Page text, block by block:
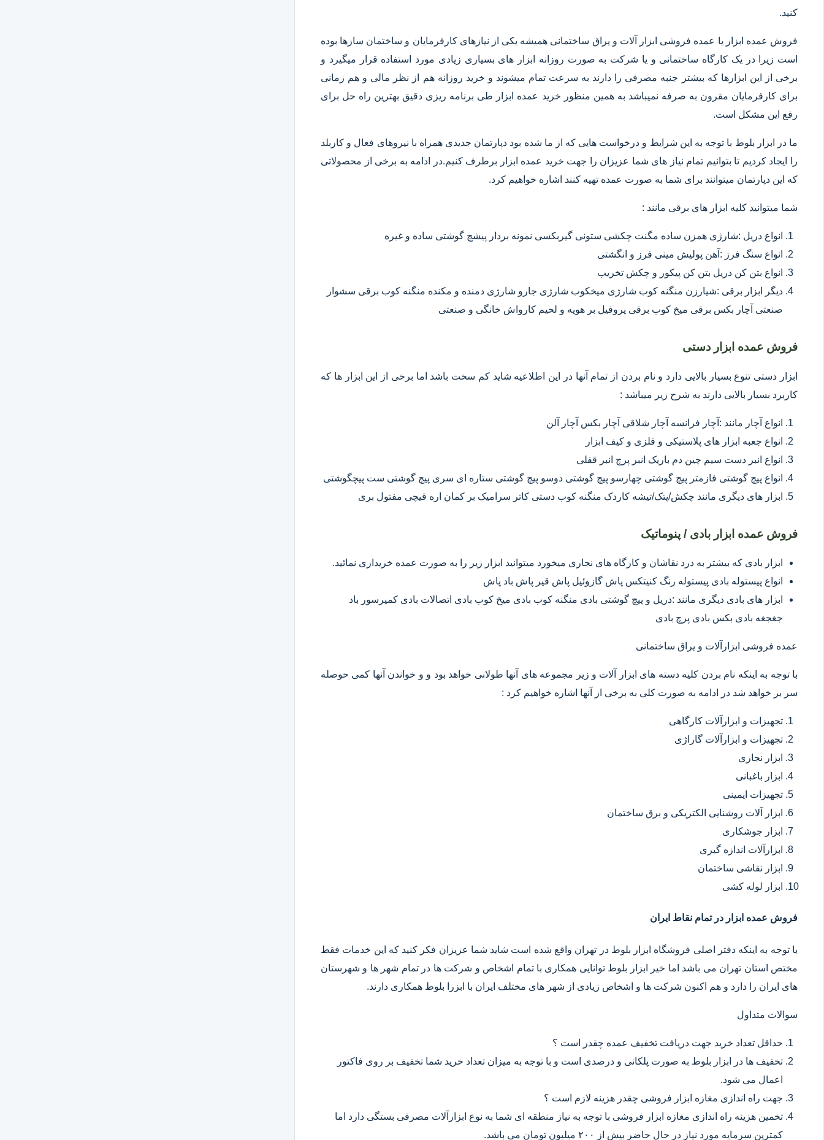
کنید.
فروش عمده ابزار یا عمده فروشی ابزار آلات و یراق ساختمانی همیشه یکی از نیازهای کارفرمایان و ساختمان سازها بوده
است زیرا در یک کارگاه ساختمانی و یا شرکت به صورت روزانه ابزار های بسیاری زیادی مورد استفاده قرار میگیرد و
برخی از این ابزارها که بیشتر جنبه مصرفی را دارند به سرعت تمام میشوند و خرید روزانه هم از نظر مالی و هم زمانی
برای کارفرمایان مقرون به صرفه نمیباشد به همین منظور خرید عمده ابزار طی برنامه ریزی دقیق بهترین راه حل برای
رفع این مشکل است.
ما در ابزار بلوط با توجه به این شرایط و درخواست هایی که از ما شده بود دپارتمان جدیدی همراه با نیروهای فعال و کاربلد
را ایجاد کردیم تا بتوانیم تمام نیاز های شما عزیزان را جهت خرید عمده ابزار برطرف کنیم.در ادامه به برخی از محصولاتی
که این دپارتمان میتوانند برای شما به صورت عمده تهیه کنند اشاره خواهیم کرد.
شما میتوانید کلیه ابزار های برقی مانند :
انواع دریل :شارژی همزن ساده مگنت چکشی ستونی گیربکسی نمونه بردار پیشچ گوشتی ساده و غیره
انواع سنگ فرز :آهن پولیش مینی فرز و انگشتی
انواع بتن کن دریل بتن کن پیکور و چکش تخریب
دیگر ابزار برقی :شیارزن منگنه کوب شارژی میخکوب شارژی جارو شارژی دمنده و مکنده منگنه کوب برقی سشوار
صنعتی آچار بکس برقی میخ کوب برقی پروفیل بر هویه و لحیم کارواش خانگی و صنعتی
فروش عمده ابزار دستی
ابزار دستی تنوع بسیار بالایی دارد و نام بردن از تمام آنها در این اطلاعیه شاید کم سخت باشد اما برخی از این ابزار ها که
کاربرد بسیار بالایی دارند به شرح زیر میباشد :
انواع آچار مانند :آچار فرانسه آچار شلاقی آچار بکس آچار آلن
انواع جعبه ابزار های پلاستیکی و فلزی و کیف ابزار
انواع انبر دست سیم چین دم باریک انبر پرچ انبر قفلی
انواع پیچ گوشتی فازمتر پیچ گوشتی چهارسو پیچ گوشتی دوسو پیچ گوشتی ستاره ای سری پیچ گوشتی ست پیچگوشتی
ابزار های دیگری مانند چکش/پتک/تیشه کاردک منگنه کوب دستی کاتر سرامیک بر کمان اره قیچی مفتول بری
فروش عمده ابزار بادی / پنوماتیک
ابزار بادی که بیشتر به درد نقاشان و کارگاه های نجاری میخورد میتوانید ابزار زیر را به صورت عمده خریداری نمائید.
انواع پیستوله بادی پیستوله رنگ کنیتکس پاش گازوئیل پاش قیر پاش باد پاش
ابزار های بادی دیگری مانند :دریل و پیچ گوشتی بادی منگنه کوب بادی میخ کوب بادی اتصالات بادی کمپرسور باد
جغجغه بادی بکس بادی پرچ بادی
عمده فروشی ابزارآلات و یراق ساختمانی
با توجه به اینکه نام بردن کلیه دسته های ابزار آلات و زیر مجموعه های آنها طولانی خواهد بود و و خواندن آنها کمی حوصله
سر بر خواهد شد در ادامه به صورت کلی به برخی از آنها اشاره خواهیم کرد :
تجهیزات و ابزارآلات کارگاهی
تجهیزات و ابزارآلات گاراژی
ابزار نجاری
ابزار باغبانی
تجهیزات ایمینی
ابزار آلات روشنایی الکتریکی و برق ساختمان
ابزار جوشکاری
ابزارآلات اندازه گیری
ابزار نقاشی ساختمان
ابزار لوله کشی
فروش عمده ابزار در تمام نقاط ایران
با توجه به اینکه دفتر اصلی فروشگاه ابزار بلوط در تهران واقع شده است شاید شما عزیزان فکر کنید که این خدمات فقط
مختص استان تهران می باشد اما خیر ابزار بلوط توانایی همکاری با تمام اشخاص و شرکت ها در تمام شهر ها و شهرستان
های ایران را دارد و هم اکنون شرکت ها و اشخاص زیادی از شهر های مختلف ایران با ابزرا بلوط همکاری دارند.
سوالات متداول
حداقل تعداد خرید جهت دریافت تخفیف عمده چقدر است ؟
تخفیف ها در ابزار بلوط به صورت پلکانی و درصدی است و با توجه به میزان تعداد خرید شما تخفیف بر روی فاکتور
اعمال می شود.
جهت راه اندازی مغازه ابزار فروشی چقدر هزینه لازم است ؟
تخمین هزینه راه اندازی مغازه ابزار فروشی با توجه به نیاز منطقه ای شما به نوع ابزارآلات مصرفی بستگی دارد اما
کمترین سرمایه مورد نیاز در حال حاضر بیش از ۲۰۰ میلیون تومان می باشد.